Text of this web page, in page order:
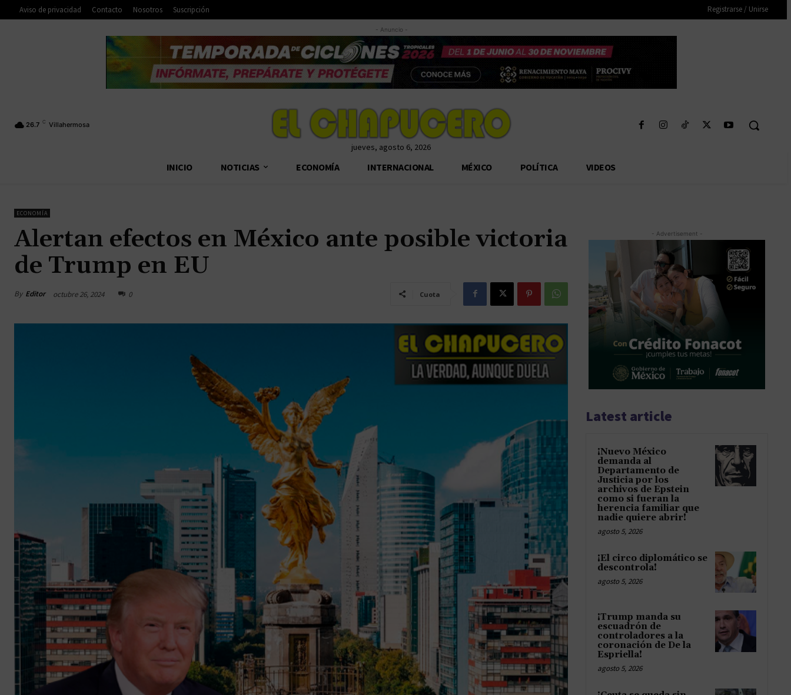
Aviso de privacidad Contacto Nosotros Suscripción Registrarse / Unirse
- Anuncio -
26.7 C Villahermosa
jueves, agosto 6, 2026
INICIO NOTICIAS ECONOMÍA INTERNACIONAL MÉXICO POLÍTICA VIDEOS
ECONOMÍA
Alertan efectos en México ante posible victoria
de Trump en EU
By Editor octubre 26, 2024 0 Cuota
- Advertisement -
Latest article
¡Nuevo México
demanda al
Departamento de
Justicia por los
archivos de Epstein
como si fueran la
herencia familiar que
nadie quiere abrir!
agosto 5, 2026
¡El circo diplomático se
descontrola!
agosto 5, 2026
¡Trump manda su
escuadrón de
controladores a la
coronación de De la
Espriella!
agosto 5, 2026